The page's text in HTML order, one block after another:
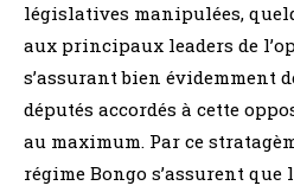
législatives manipulées,
aux principaux leaders de
s’assurant bien évidemment
députés accordés à cette
au maximum. Par ce
régime Bongo s’assurent